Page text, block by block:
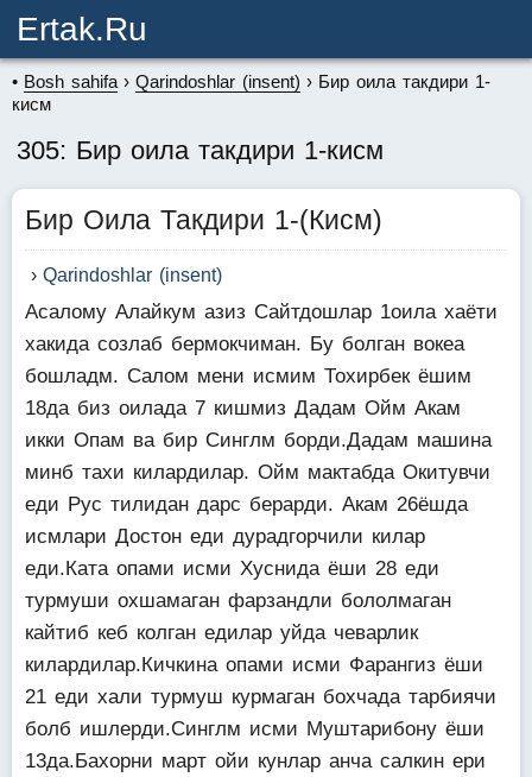
Ertak.ru
Bosh sahifa Qarindoshlar (insent)
Бир оила такдири 1-
кисм
305: Бир оила такдири 1-кисм
Бир Оила Такдири 1-(Кисм)
Qarindoshlar (insent)
Асалому Алайкум азиз Сайтдошлар 1оила хаёти
хакида созлаб бермокчиман. Бу болган вокеа
бошладм. Салом мени исмим Тохирбек ёшим
18да биз оилада 7 кишмиз Дадам Ойм Акам
икки Опам ва бир Синглм борди.Дадам машина
минб тахи килардилар. Ойм мактабда Окитувчи
еди Рус тилидан дарс берарди. Акам 26ёшда
исмлари Достон еди дурадгорчили килар
еди.Ката опами исми Хуснида ёши 28 еди
турмуши охшамаган фарзандли бололмаган
кайтиб кеб колган едилар уйда чеварлик
килардилар.Кичкина опами исми Фарангиз ёши
21 еди хали турмуш курмаган бохчада тарбиячи
болб ишлерди.Синглм исми Муштарибону ёши
13да.Бахорни март ойи кунлар анча салкин ери